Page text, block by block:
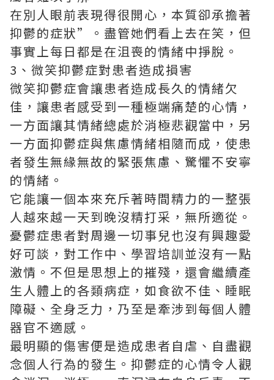
在別人眼前表現得很開心，本質卻承擔著
抑鬱的症狀”。盡管她們看上去在笑，但
事實上每日都是在沮喪的情緒中掙脫。
3、微笑抑鬱症對患者造成損害
微笑抑鬱症會讓患者造成長久的情緒欠
佳，讓患者感受到一種極端痛楚的心情，
一方面讓其情緒總處於消極悲觀當中，另
一方面抑鬱症與焦慮情緒相隨而成，使患
者發生無緣無故的緊張焦慮、驚懼不安寧
的情緒。
它能讓一個本來充斥著時間精力的一整張
人越來越一天到晚沒精打采，無所適從。
憂鬱症患者對周邊一切事兒也沒有興趣愛
好可談，對工作中、學習培訓並沒有一點
激情。不但是思想上的摧殘，還會繼續產
生人體上的各類病症，如食欲不佳、睡眠
障礙、全身乏力，乃至是牽涉到每個人體
器官不適感。
最明顯的傷害便是造成患者自虐、自盡觀
念個人行為的發生。抑鬱症的心情令人觀